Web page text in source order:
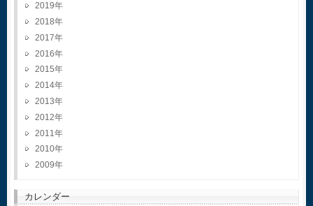
2019
2018
2017
2016
2015
2014
2013
2012
2011
2010
2009
カレンダー